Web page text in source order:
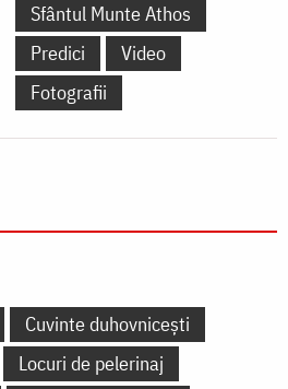
Sfântul Munte Athos
Predici
Video
Fotografii
Cuvinte duhovnicești
Locuri de pelerinaj